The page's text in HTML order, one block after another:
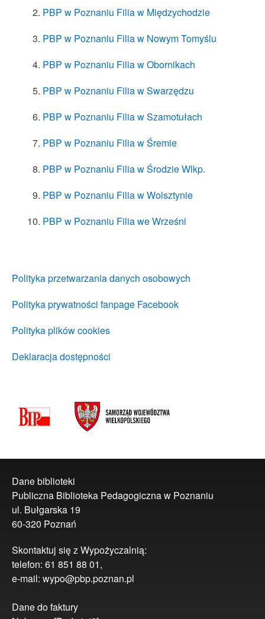
PBP w Poznaniu Filia w Międzychodzie
PBP w Poznaniu Filia w Nowym Tomyślu
PBP w Poznaniu Filia w Obornikach
PBP w Poznaniu Filia w Swarzędzu
PBP w Poznaniu Filia w Szamotułach
PBP w Poznaniu Filia w Śremie
PBP w Poznaniu Filia w Środzie Wlkp.
PBP w Poznaniu Filia w Wolsztynie
PBP w Poznaniu Filia we Wrześni
Polityka przetwarzania danych osobowych
Polityka prywatności fanpage Facebook
Polityka plików cookies
Deklaracja dostępności
Dane biblioteki
Publiczna Biblioteka Pedagogiczna w Poznaniu
ul. Bułgarska 19
60-320 Poznań
Skontaktuj się z Wypożyczalnią:
telefon: 61 851 88 01,
e-mail: wypo@pbp.poznan.pl
Dane do faktury